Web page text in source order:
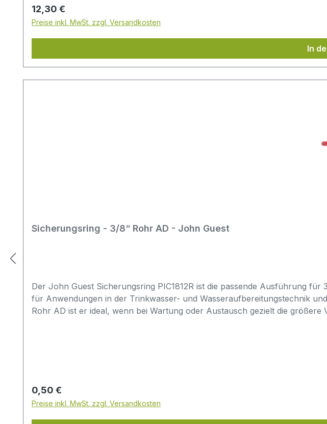
Regulärer Preis:
12,30 €
Preise inkl. MwSt. zzgl. Versandkosten
In
Sicherungsring - 3/8“ Rohr AD - John Guest
Der John Guest Sicherungsring PIC1812R ist die passende Ausführung
für Anwendungen in der Trinkwasser- und Wasseraufbereitungstechnik
Rohr AD ist er ideal, wenn bei Wartung oder Austausch gezielt die
ist die Rohrgröße: PIC1812R ist für 3/8" Rohr AD, PIC1808R für 1/4" Rohr
passende John Guest Speedfit Verbindungen vorgesehen.Warum die
ähnlichen Sicherungsringen und unterschiedlichen Größen zu vermeiden.
Regulärer Preis:
0,50 €
Preise inkl. MwSt. zzgl. Versandkosten